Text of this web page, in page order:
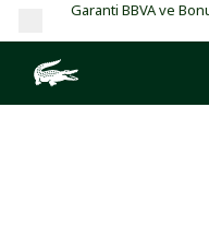
Garanti BBVA ve